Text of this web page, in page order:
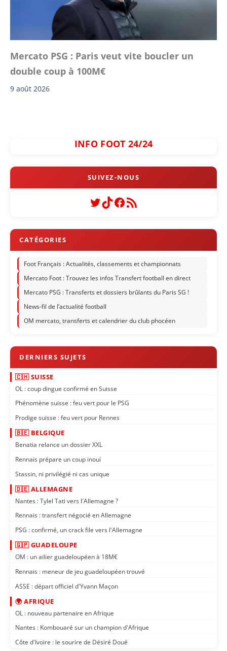
Mercato PSG : Paris veut vite boucler un
double coup à 100M€
9 août 2026
INFO FOOT 24/24
Twitter
TikTok
Facebook
Flux RSS
Foot Français : Actualités, classements et championnats
Mercato Foot : Trouvez les infos Transfert football en direct
Mercato PSG : Transferts et dossiers brûlants du Paris SG !
News-fil de l’actualité football
OM mercato, transferts et calendrier du club phocéen
🇨🇭 SUISSE
OL : coup dingue confirmé en Suisse
Phénomène suisse : feu vert pour le PSG
Prodige suisse : feu vert pour Rennes
🇧🇪 BELGIQUE
Benatia relance un dossier XXL
Rennais prépare un coup inouï
Stassin, ni privilégié ni cas unique
🇩🇪 ALLEMAGNE
Nantes : Tylel Tati vers l'Allemagne ?
Rennais : transfert négocié en Allemagne
PSG : confirmé, un crack file vers l'Allemagne
🇬🇵 GUADELOUPE
OM : un ailier guadeloupéen à 18M€
Rennais : meneur de jeu guadeloupéen trouvé
ASSE : départ officiel d'Yvann Maçon
🌍 AFRIQUE
OL : nouveau partenaire en Afrique
Nantes : Kombouaré sur un champion d'Afrique
Côte d'Ivoire : le sourire de Désiré Doué